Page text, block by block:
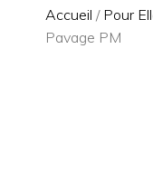
Accueil / Pour
Pavage PM